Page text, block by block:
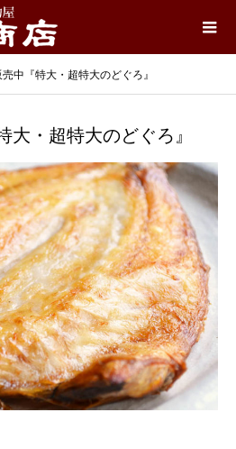
中『特大・超特大のどぐろ』
大・超特大のどぐろ』